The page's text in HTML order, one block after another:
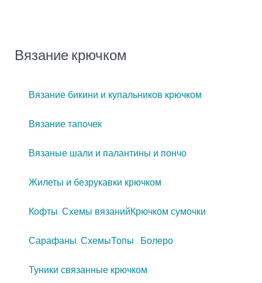
Вязание крючком
Вязание бикини и купальников крючком
Вязание тапочек
Вязаные шали и палантины и пончо
Жилеты и безрукавки крючком
Кофты. Схемы вязанийКрючком сумочки
Сарафаны. СхемыТопы . Болеро
Туники связанные крючком